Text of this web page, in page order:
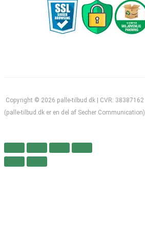
Copyright © 2026 palle-tilbud.dk | CVR: 38387162
(palle-tilbud.dk er en del af Secher Communication)